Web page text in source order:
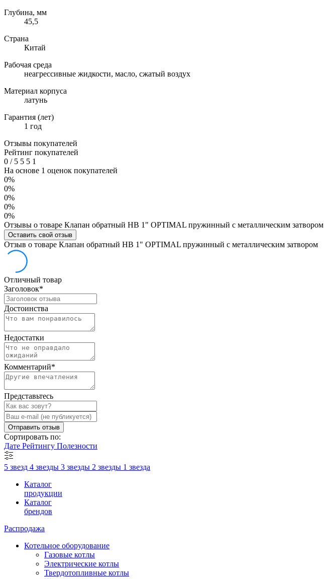
Глубина, мм
45,5
Страна
Китай
Рабочая среда
неагрессивные жидкости, масло, сжатый воздух
Материал корпуса
латунь
Гарантия (лет)
1 год
Отзывы покупателей
Рейтинг покупателей
0 /5 5 5 1
На основе 1 оценок покупателей
0%
0%
0%
0%
0%
Отзывы о товаре Клапан обратный НВ 1" OPTIMAL пружинный с металлическим затвором
Оставить свой отзыв
Отзыв о товаре Клапан обратный НВ 1" OPTIMAL пружинный с металлическим затвором
Отличный товар
Заголовок*
Достоинства
Недостатки
Комментарий*
Представьтесь
Отправить отзыв
Сортировать по:
Дате Рейтингу Полезности
5 звезд 4 звезды 3 звезды 2 звезды 1 звезда
Каталог
продукции
Каталог
брендов
Распродажа
Котельное оборудование
Газовые котлы
Электрические котлы
Твердотопливные котлы